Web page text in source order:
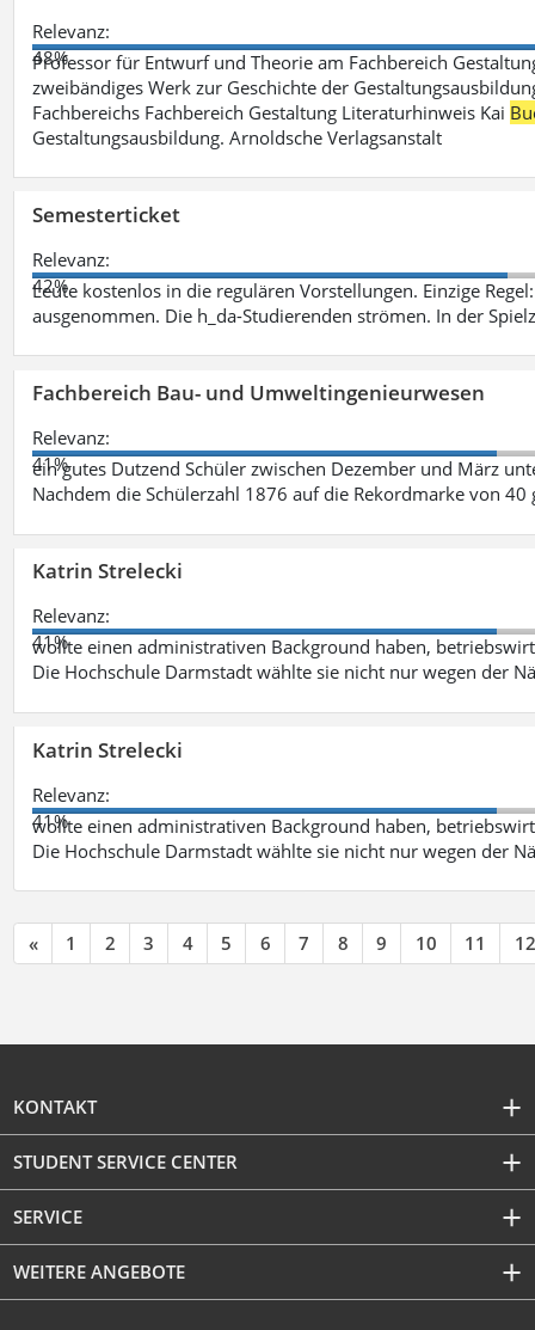
Relevanz:
48%
Professor für Entwurf und Theorie am Fachbereich
zweibändiges Werk zur Geschichte der
Fachbereichs Fachbereich Gestaltung Literaturhinweis Kai
Gestaltungsausbildung. Arnoldsche Verlagsanstalt
Semesterticket
Relevanz:
42%
Leute kostenlos in die regulären Vorstellungen. Einzige
ausgenommen. Die h_da-Studierenden strömen. In der
Fachbereich Bau- und Umweltingenieurwesen
Relevanz:
41%
ein gutes Dutzend Schüler zwischen Dezember und März
Nachdem die Schülerzahl 1876 auf die Rekordmarke von
Katrin Strelecki
Relevanz:
41%
wollte einen administrativen Background haben,
Die Hochschule Darmstadt wählte sie nicht nur wegen der
Katrin Strelecki
Relevanz:
41%
wollte einen administrativen Background haben,
Die Hochschule Darmstadt wählte sie nicht nur wegen der
« 1 2 3 4 5 6 7 8 9 10 11 12
KONTAKT
STUDENT SERVICE CENTER
SERVICE
WEITERE ANGEBOTE